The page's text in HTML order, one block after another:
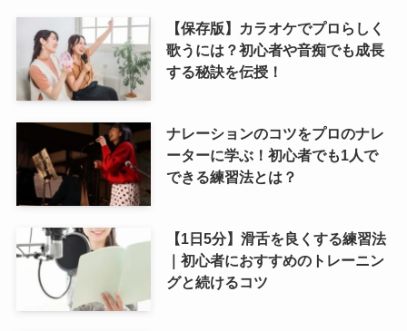
【保存版】カラオケでプロらしく
歌うには？初心者や音痴でも成長
する秘訣を伝授！
ナレーションのコツをプロのナレ
ーターに学ぶ！初心者でも1人で
できる練習法とは？
【1日5分】滑舌を良くする練習法
｜初心者におすすめのトレーニン
グと続けるコツ